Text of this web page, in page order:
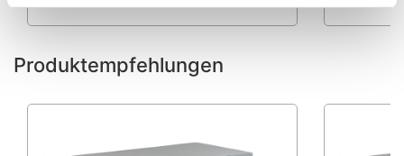
Produktempfehlungen